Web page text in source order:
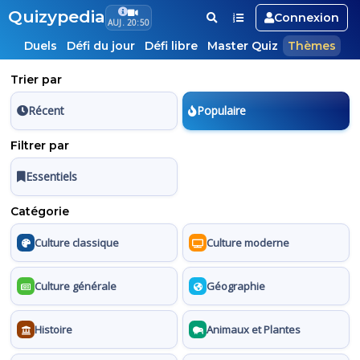
Quizypedia AUJ. 20:50
Connexion
Duels
Défi du jour Défi libre Master Quiz Thèmes
Trier par
Récent Populaire
Filtrer par
Essentiels
Catégorie
Culture classique Culture moderne
Culture générale Géographie
Histoire Animaux et Plantes